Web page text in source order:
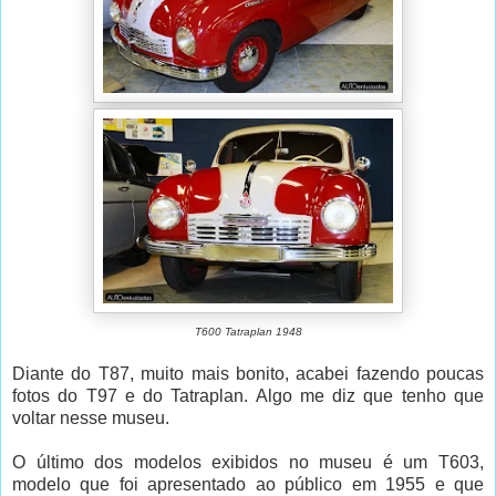
T600 Tatraplan 1948
Diante do T87, muito mais bonito, acabei fazendo poucas
fotos do T97 e do Tatraplan. Algo me diz que tenho que
voltar nesse museu.
O último dos modelos exibidos no museu é um T603,
modelo que foi apresentado ao público em 1955 e que